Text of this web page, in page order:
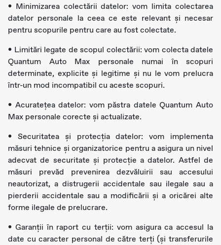
• Minimizarea colectării datelor: vom limita colectarea
datelor personale la ceea ce este relevant și necesar
pentru scopurile pentru care au fost colectate.
• Limitări legate de scopul colectării: vom colecta datele
Quantum Auto Max personale numai în scopuri
determinate, explicite și legitime și nu le vom prelucra
într-un mod incompatibil cu aceste scopuri.
• Acurateţea datelor: vom păstra datele Quantum Auto
Max personale corecte și actualizate.
• Securitatea și protecția datelor: vom implementa
măsuri tehnice și organizatorice pentru a asigura un nivel
adecvat de securitate și protecție a datelor. Astfel de
măsuri prevăd prevenirea dezvăluirii sau accesului
neautorizat, a distrugerii accidentale sau ilegale sau a
pierderii accidentale sau a modificării și a oricărei alte
forme ilegale de prelucrare.
• Garanții în raport cu terții: vom asigura ca accesul la
date cu caracter personal de către terți (și transferurile